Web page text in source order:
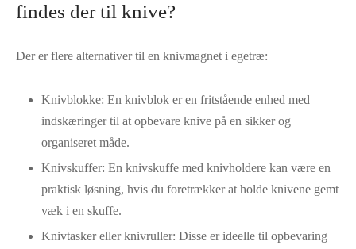
findes der til knive?
Der er flere alternativer til en knivmagnet i egetræ:
Knivblokke: En knivblok er en fritstående enhed med
indskæringer til at opbevare knive på en sikker og
organiseret måde.
Knivskuffer: En knivskuffe med knivholdere kan være en
praktisk løsning, hvis du foretrækker at holde knivene gemt
væk i en skuffe.
Knivtasker eller knivruller: Disse er ideelle til opbevaring